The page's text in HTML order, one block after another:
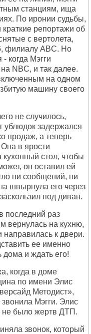
станциям, ища
По иронии судьбы,
репортажи об
с вертолета,
филиалу ABC. Но
когда Мэгги
NBC, и так далее.
на одном
машину своего
не случилось,
ублюдок задержался
продаж, а теперь
Она в ярости
стол, чтобы
он оставил ей
ни сообщений, ни
швырнула его через
под диван.
последний раз
вернулась на кухню,
к двери.
ее именно
дома и ждать его!
когда в доме
по имени Элис
Методист»,
звонила Мэгги. Элис
не было жертв ДТП.
звонок, который